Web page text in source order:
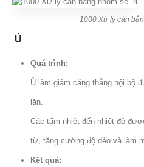
1000 Xử lý cán
Ủ
Quá trình:
Ủ làm giảm căng thẳng nội bộ
lăn.
Các tấm nhiệt đến nhiệt độ
từ, tăng cường độ dẻo và làm
Kết quả: